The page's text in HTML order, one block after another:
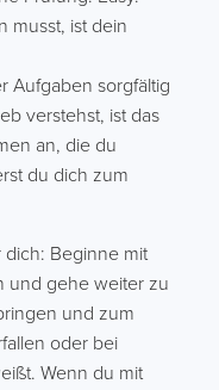
musst, ist dein
Aufgaben sorgfältig
verstehst, ist das
an, die du
du dich zum
Beginne mit
und gehe weiter zu
und zum
oder bei
Wenn du mit